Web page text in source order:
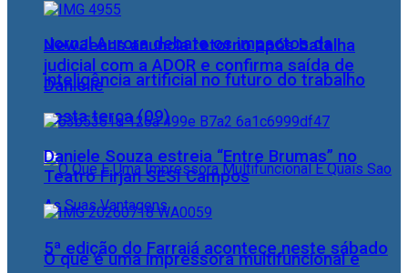
Jornal Aurora debate os impactos da
inteligência artificial no futuro do trabalho
nesta terça (09)
O que é uma impressora multifuncional e
NewJeans anuncia retorno após batalha
judicial com a ADOR e confirma saída de
Danielle
Daniele Souza estreia “Entre Brumas” no
Teatro Firjan SESI Campos
5ª edição do Farraiá acontece neste sábado